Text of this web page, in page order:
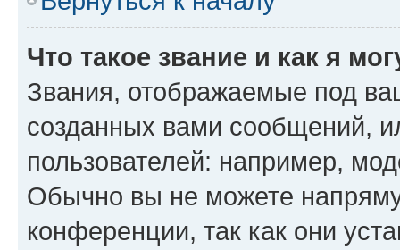
Что такое звание и как я
Звания, отображаемые под
созданных вами сообщений,
пользователей: например,
Обычно вы не можете
конференции, так как они